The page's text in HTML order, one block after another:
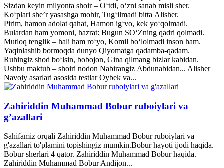
Sizdan keyin milyonta shoir – O‘tdi, o‘zni sanab misli sher.
Ko‘plari she’r yasashga mohir, Tug‘ilmadi bitta Alisher.
Pirim, hamon adolat qahat, Hamon ig‘vo, kek yo‘qolmadi.
Bulardan ham yomoni, hazrat: Bugun SO‘Zning qadri qolmadi.
Mutloq tenglik – hali ham ro‘yo, Komil bo‘lolmadi inson ham.
Yaqinlashib bormoqda dunyo Qiyomatga qadamba-qadam.
Ruhingiz shod bo‘lsin, bobojon, Gina qilmang bizlar kabidan.
Ushbu maktub – shoiri nodon Nabirangiz Abdunabidan... Alisher
Navoiy asarlari asosida testlar Oybek va...
Zahiriddin Muhammad Bobur ruboiylari va
g’azallari
Sahifamiz orqali Zahiriddin Muhammad Bobur ruboiylari va
g'azallari to'plamini topishingiz mumkin.Bobur hayoti ijodi haqida.
Bobur sherlari 4 qator. Zahiriddin Muhammad Bobur haqida.
Zahiriddin Muhammad Bobur Andijon...